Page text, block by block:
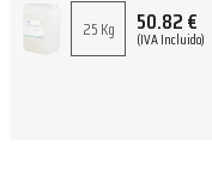
25 Kg 50.82€
(IVA Incluido)